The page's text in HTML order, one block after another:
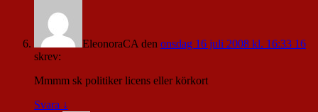
EleonoraCA den onsdag 16 juli 2008 kl. 16:33 16
skrev:
Mmmm sk politiker licens eller körkort
Svara ↓